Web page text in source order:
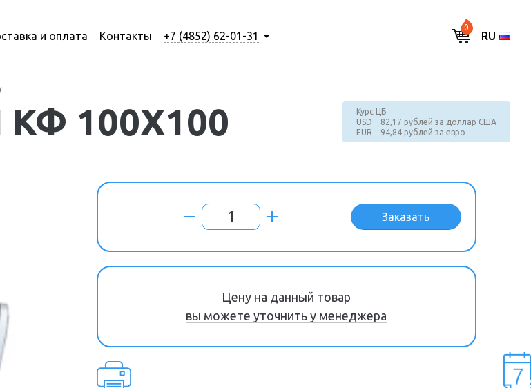
и оплата Контакты +7 (4852) 62-01-31
0
RU
Курс ЦБ
USD 82,17 рублей за доллар США
EUR 94,84 рублей за евро
100Х100
Заказать
Цену на данный товар
вы можете уточнить у менеджера